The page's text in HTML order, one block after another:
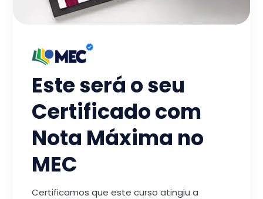
Este será o seu
Certificado com
Nota Máxima no
MEC
Certificamos que este curso atingiu a